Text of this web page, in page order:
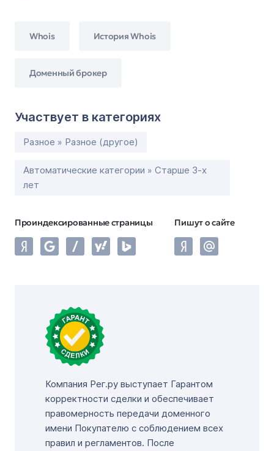
Whois История Whois
Доменный брокер
Участвует в категориях
Разное » Разное (другое)
Автоматические категории » Старше 3-х
лет
Проиндексированные страницы Пишут о сайте
Компания Рег.ру выступает Гарантом
корректности сделки и обеспечивает
правомерность передачи доменного
имени Покупателю с соблюдением всех
правил и регламентов. После